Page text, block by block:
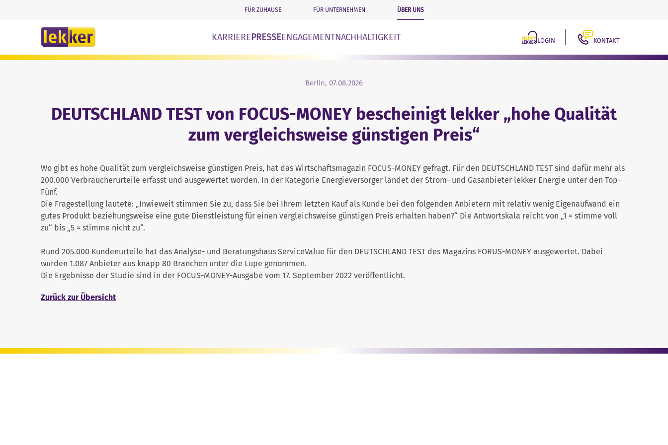
FÜR ZUHAUSE FÜR UNTERNEHMEN ÜBER UNS
KARRIEREPRESSEENGAGEMENTNACHHALTIGKEIT LOGIN KONTAKT
Berlin, 07.08.2026
DEUTSCHLAND TEST von FOCUS-MONEY bescheinigt lekker „hohe Qualität
zum vergleichsweise günstigen Preis“
Wo gibt es hohe Qualität zum vergleichsweise günstigen Preis, hat das Wirtschaftsmagazin FOCUS-MONEY gefragt. Für den DEUTSCHLAND TEST sind dafür mehr als
200.000 Verbraucherurteile erfasst und ausgewertet worden. In der Kategorie Energieversorger landet der Strom- und Gasanbieter lekker Energie unter den Top-
Fünf.
Die Fragestellung lautete: „Inwieweit stimmen Sie zu, dass Sie bei Ihrem letzten Kauf als Kunde bei den folgenden Anbietern mit relativ wenig Eigenaufwand ein
gutes Produkt beziehungsweise eine gute Dienstleistung für einen vergleichsweise günstigen Preis erhalten haben?“ Die Antwortskala reicht von „1 = stimme voll
zu“ bis „5 = stimme nicht zu“.
Rund 205.000 Kundenurteile hat das Analyse- und Beratungshaus ServiceValue für den DEUTSCHLAND TEST des Magazins FORUS-MONEY ausgewertet. Dabei
wurden 1.087 Anbieter aus knapp 80 Branchen unter die Lupe genommen.
Die Ergebnisse der Studie sind in der FOCUS-MONEY-Ausgabe vom 17. September 2022 veröffentlicht.
Zurück zur Übersicht